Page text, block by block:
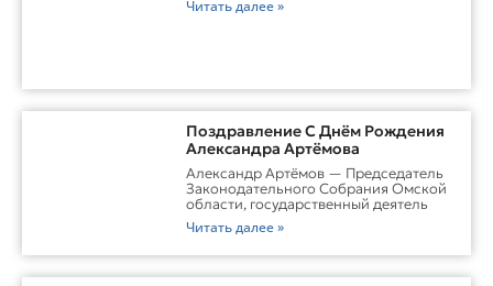
Читать далее »
Поздравление С Днём Рождения
Александра Артёмова
Александр Артёмов — Председатель
Законодательного Собрания Омской
области, государственный деятель
Читать далее »